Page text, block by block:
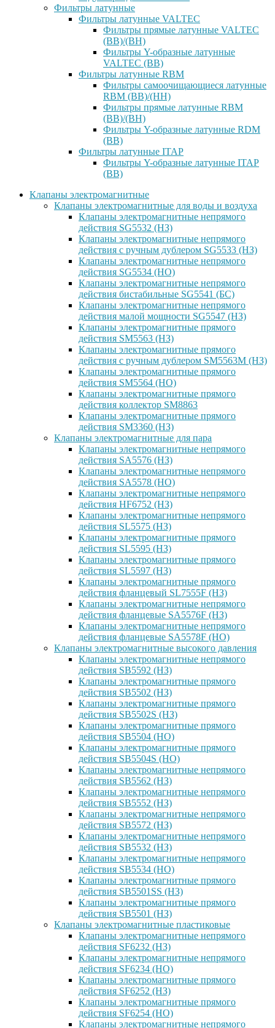
Фильтры латунные
Фильтры латунные VALTEC
Фильтры прямые латунные VALTEC
(ВВ)/(ВН)
Фильтры Y-образные латунные
VALTEC (ВВ)
Фильтры латунные RBM
Фильтры самоочищающиеся латунные
RBM (ВВ)/(НН)
Фильтры прямые латунные RBM
(ВВ)/(ВН)
Фильтры Y-образные латунные RDM
(ВВ)
Фильтры латунные ITAP
Фильтры Y-образные латунные ITAP
(ВВ)
Клапаны электромагнитные
Клапаны электромагнитные для воды и воздуха
Клапаны электромагнитные непрямого
действия SG5532 (НЗ)
Клапаны электромагнитные непрямого
действия с ручным дублером SG5533 (НЗ)
Клапаны электромагнитные непрямого
действия SG5534 (НО)
Клапаны электромагнитные непрямого
действия бистабильные SG5541 (БС)
Клапаны электромагнитные непрямого
действия малой мощности SG5547 (НЗ)
Клапаны электромагнитные прямого
действия SM5563 (НЗ)
Клапаны электромагнитные прямого
действия с ручным дублером SM5563M (НЗ)
Клапаны электромагнитные прямого
действия SM5564 (НО)
Клапаны электромагнитные прямого
дейcтвия коллектор SM8863
Клапаны электромагнитные прямого
действия SM3360 (НЗ)
Клапаны электромагнитные для пара
Клапаны электромагнитные непрямого
действия SA5576 (НЗ)
Клапаны электромагнитные непрямого
действия SA5578 (НО)
Клапаны электромагнитные непрямого
действия HF6752 (НЗ)
Клапаны электромагнитные непрямого
действия SL5575 (НЗ)
Клапаны электромагнитные прямого
действия SL5595 (НЗ)
Клапаны электромагнитные прямого
действия SL5597 (НЗ)
Клапаны электромагнитные прямого
действия фланцевый SL7555F (НЗ)
Клапаны электромагнитные непрямого
действия фланцевые SA5576F (НЗ)
Клапаны электромагнитные непрямого
действия фланцевые SA5578F (НО)
Клапаны электромагнитные высокого давления
Клапаны электромагнитные непрямого
действия SB5592 (НЗ)
Клапаны электромагнитные прямого
действия SB5502 (НЗ)
Клапаны электромагнитные прямого
действия SB5502S (НЗ)
Клапаны электромагнитные прямого
действия SB5504 (НО)
Клапаны электромагнитные прямого
действия SB5504S (НО)
Клапаны электромагнитные непрямого
действия SB5562 (НЗ)
Клапаны электромагнитные непрямого
действия SB5552 (НЗ)
Клапаны электромагнитные непрямого
действия SB5572 (НЗ)
Клапаны электромагнитные непрямого
действия SB5532 (НЗ)
Клапаны электромагнитные непрямого
действия SB5534 (НО)
Клапаны электромагнитные прямого
действия SB5501SS (НЗ)
Клапаны электромагнитные прямого
действия SB5501 (НЗ)
Клапаны электромагнитные пластиковые
Клапаны электромагнитные непрямого
действия SF6232 (НЗ)
Клапаны электромагнитные непрямого
действия SF6234 (НО)
Клапаны электромагнитные прямого
действия SF6252 (НЗ)
Клапаны электромагнитные прямого
действия SF6254 (НО)
Клапаны электромагнитные непрямого